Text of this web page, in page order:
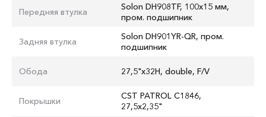
Передняя втулка
Solon DH908TF, 100x15 мм,
пром. подшипник
Задняя втулка
Solon DH901YR-QR, пром.
подшипник
Обода 27,5"x32H, double, F/V
Покрышки
CST PATROL C1846,
27,5x2,35"